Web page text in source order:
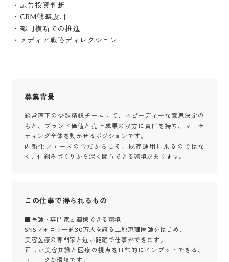
・広告投資判断
・CRM戦略設計
・部門横断での推進
・メディア戦略ディレクション
募集背景
経営直下の少数精鋭チームにて、スピーディーな意思決定の
もと、ブランド価値と売上成果の双方に責任を持ち、マーケ
ティング全体を動かせるポジションです。
内製化フェーズの今だからこそ、既存運用に乗るのではな
く、仕組みづくりから深く関与できる環境があります。
この仕事で得られるもの
■医師・専門家と連携できる環境
SNSフォロワー約30万人を誇る上原恵理医師をはじめ、
美容医療の専門家と近い距離で仕事ができます。
正しい美容知識と医療の視点を日常的にインプットできる、
ユニークな環境です。